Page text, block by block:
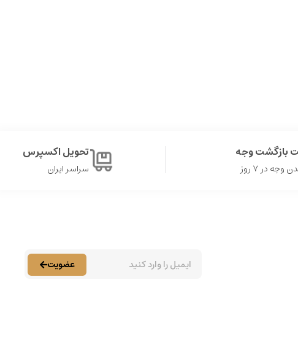
بازگشت وجه
وجه در ۷ روز
تحویل اکسپرس
سراسر ایران
عضویت